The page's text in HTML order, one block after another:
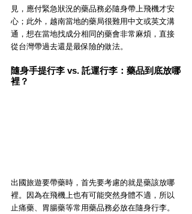
見，應付緊急狀況的藥品務必隨身帶上飛機才安
心；此外，越南當地的藥局很難用中文或英文溝
通，想在當地找成分相同的藥會非常麻煩，直接
從台灣帶過去還是最保險的做法。
隨身手提行李 vs. 託運行李：藥品到底放哪
裡？
出國旅遊要帶藥時，首先要考慮的就是藥該放哪
裡。因為在飛機上也有可能突然身體不適，所以
止痛藥、胃腸藥等常用藥品務必放在隨身行李。